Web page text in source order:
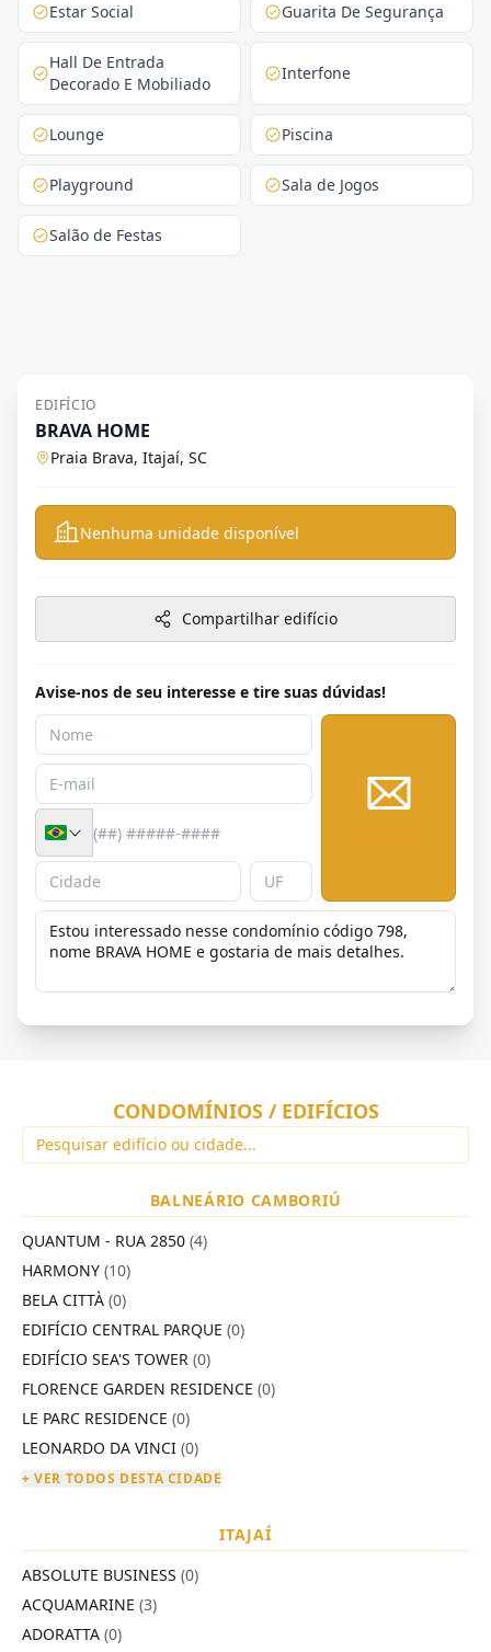
Estar Social Guarita De Segurança
Hall De Entrada
Decorado E Mobiliado
Interfone
Lounge Piscina
Playground Sala de Jogos
Salão de Festas
EDIFÍCIO
BRAVA HOME
Praia Brava, Itajaí, SC
Nenhuma unidade disponível
Compartilhar edifício
Avise-nos de seu interesse e tire suas dúvidas!
CONDOMÍNIOS / EDIFÍCIOS
BALNEÁRIO CAMBORIÚ
QUANTUM - RUA 2850 (4)
HARMONY (10)
BELA CITTÀ (0)
EDIFÍCIO CENTRAL PARQUE (0)
EDIFÍCIO SEA'S TOWER (0)
FLORENCE GARDEN RESIDENCE (0)
LE PARC RESIDENCE (0)
LEONARDO DA VINCI (0)
+ VER TODOS DESTA CIDADE
ITAJAÍ
ABSOLUTE BUSINESS (0)
ACQUAMARINE (3)
ADORATTA (0)